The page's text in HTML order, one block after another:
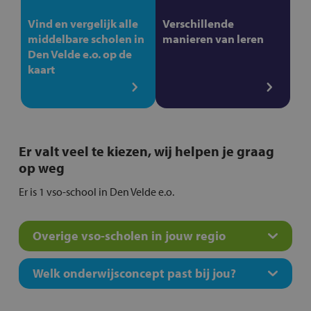
Vind en vergelijk alle
middelbare scholen in
Den Velde e.o. op de
kaart
Verschillende
manieren van leren
Er valt veel te kiezen, wij helpen je graag
op weg
Er is 1 vso-school in Den Velde e.o.
Overige vso-scholen in jouw regio
Welk onderwijsconcept past bij jou?